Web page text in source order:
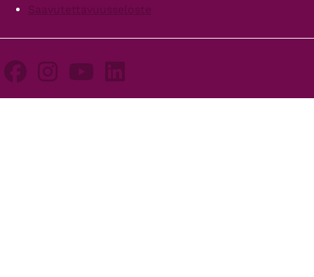
Saavutettavuusseloste